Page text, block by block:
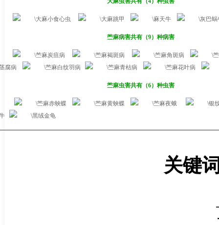
大麻小食心虫 大麻跳甲 麻天牛 灰巴蜗
苎麻病害共有（9）种病害
苎麻炭疽病 苎麻褐斑病 苎麻角斑病
腐病
苎麻白纹羽病 苎麻青枯病 苎麻花叶病
苎麻虫害共有（6）种虫害
苎麻赤蛱蝶 苎麻黄蛱蝶 苎麻夜蛾
银
黑绒金龟
关键